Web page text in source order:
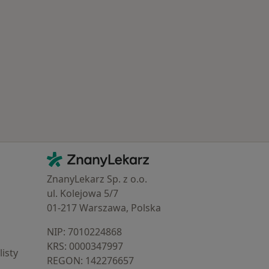
Kontakt
ZnanyLekarz - Strona główna
ZnanyLekarz Sp. z o.o.
ul. Kolejowa 5/7
01-217 Warszawa, Polska
NIP: ⁠7010224868
KRS: ⁠0000347997
REGON: ⁠142276657